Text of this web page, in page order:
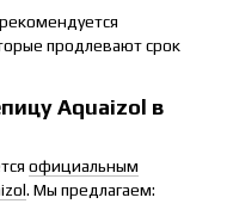
продлевают срок
Aquaizol в
официальным
. Мы предлагаем: